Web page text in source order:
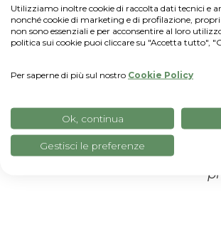
Utilizziamo inoltre cookie di raccolta dati tecnici e
nonché cookie di marketing e di profilazione,
non sono essenziali e per acconsentire al loro
politica sui cookie puoi cliccare su "Accetta tutto",
Per saperne di più sul nostro Cookie Policy
Ok, continua
Gestisci le preferenze